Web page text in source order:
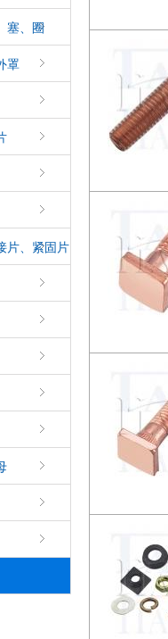
塞、圈
罩
片、紧固片